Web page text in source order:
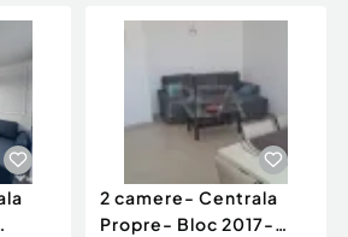
profesionale
Vehicule
2 camere- Centrala
Propre- Bloc 2017-